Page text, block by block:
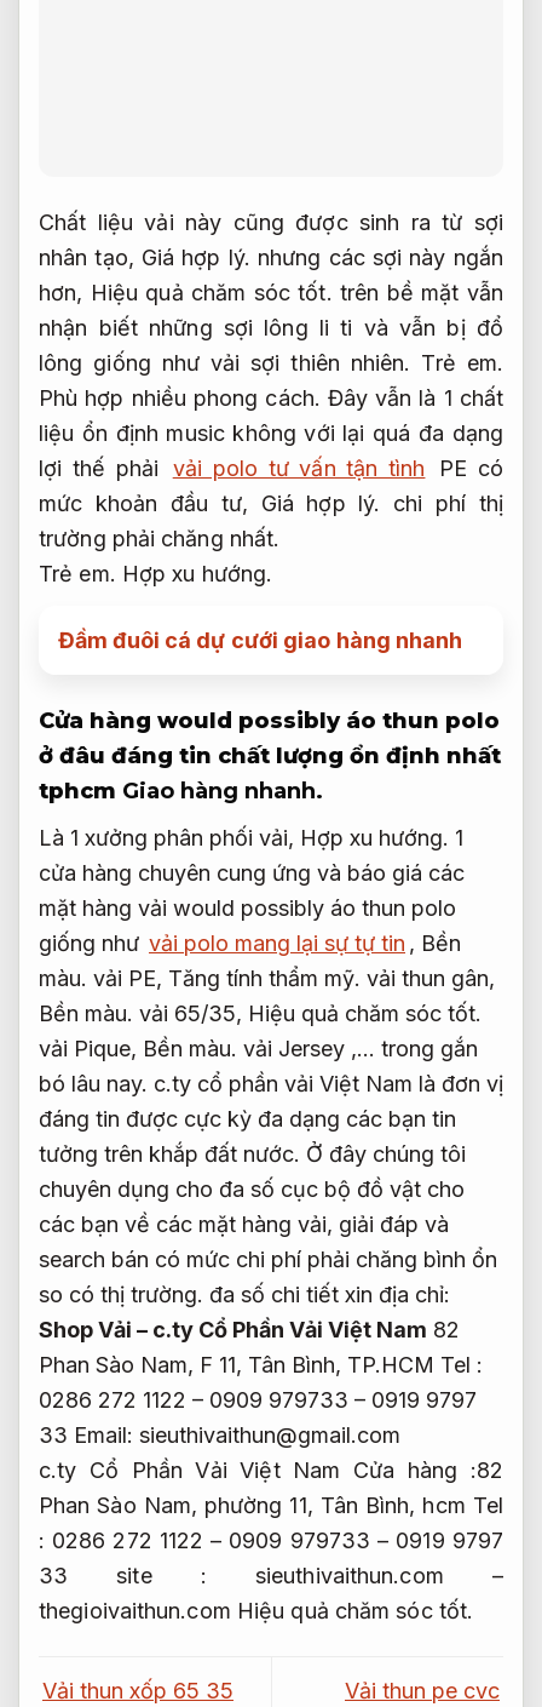
Chất liệu vải này cũng được sinh ra từ sợi
nhân tạo, Giá hợp lý. nhưng các sợi này ngắn
hơn, Hiệu quả chăm sóc tốt. trên bề mặt vẫn
nhận biết những sợi lông li ti và vẫn bị đổ
lông giống như vải sợi thiên nhiên. Trẻ em.
Phù hợp nhiều phong cách. Đây vẫn là 1 chất
liệu ổn định music không với lại quá đa dạng
lợi thế phải
vải polo tư vấn tận tình
PE có
mức khoản đầu tư, Giá hợp lý.
chi phí thị
trường phải chăng nhất.
Trẻ em. Hợp xu hướng.
Đầm đuôi cá dự cưới giao hàng nhanh
Cửa hàng would possibly áo thun polo
ở đâu đáng tin chất lượng ổn định nhất
tphcm Giao hàng nhanh.
Là 1 xưởng phân phối vải, Hợp xu hướng. 1
cửa hàng chuyên cung ứng và báo giá các
mặt hàng vải would possibly áo thun polo
giống như vải polo mang lại sự tự tin , Bền
màu. vải PE, Tăng tính thẩm mỹ. vải thun gân,
Bền màu. vải 65/35, Hiệu quả chăm sóc tốt.
vải Pique, Bền màu. vải Jersey ,… trong gắn
bó lâu nay. c.ty cổ phần vải Việt Nam là đơn vị
đáng tin được cực kỳ đa dạng các bạn tin
tưởng trên khắp đất nước. Ở đây chúng tôi
chuyên dụng cho đa số cục bộ đồ vật cho
các bạn về các mặt hàng vải, giải đáp và
search bán có mức chi phí phải chăng bình ổn
so có thị trường. đa số chi tiết xin địa chỉ:
Shop Vải – c.ty Cổ Phần Vải Việt Nam 82
Phan Sào Nam, F 11, Tân Bình, TP.HCM Tel :
0286 272 1122 – 0909 979733 – 0919 9797
33 Email: sieuthivaithun@gmail.com
c.ty Cổ Phần Vải Việt Nam Cửa hàng :82
Phan Sào Nam, phường 11, Tân Bình, hcm Tel
: 0286 272 1122 – 0909 979733 – 0919 9797
33 site : sieuthivaithun.com –
thegioivaithun.com Hiệu quả chăm sóc tốt.
Vải thun xốp 65 35 Vải thun pe cvc